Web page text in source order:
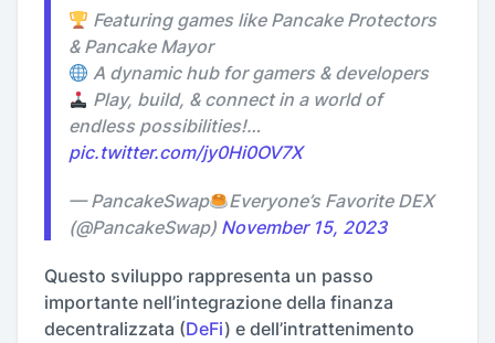
Featuring games like Pancake Protectors
& Pancake Mayor
A dynamic hub for gamers & developers
Play, build, & connect in a world of
endless possibilities!…
pic.twitter.com/jy0Hi0OV7X
— PancakeSwap
Everyone’s Favorite DEX
(@PancakeSwap) November 15, 2023
Questo sviluppo rappresenta un passo
importante nell’integrazione della finanza
decentralizzata (DeFi) e dell’intrattenimento